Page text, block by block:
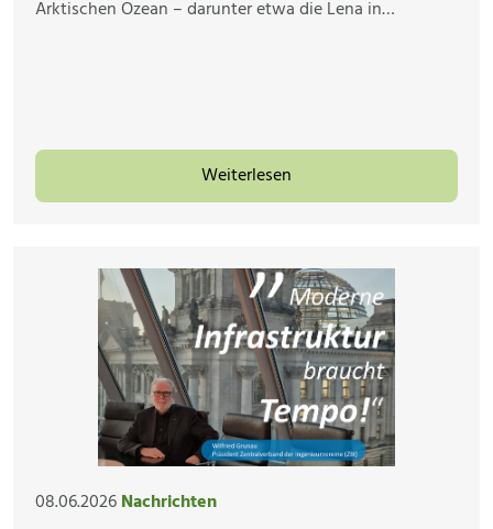
Arktischen Ozean – darunter etwa die Lena in…
Weiterlesen
08.06.2026Nachrichten